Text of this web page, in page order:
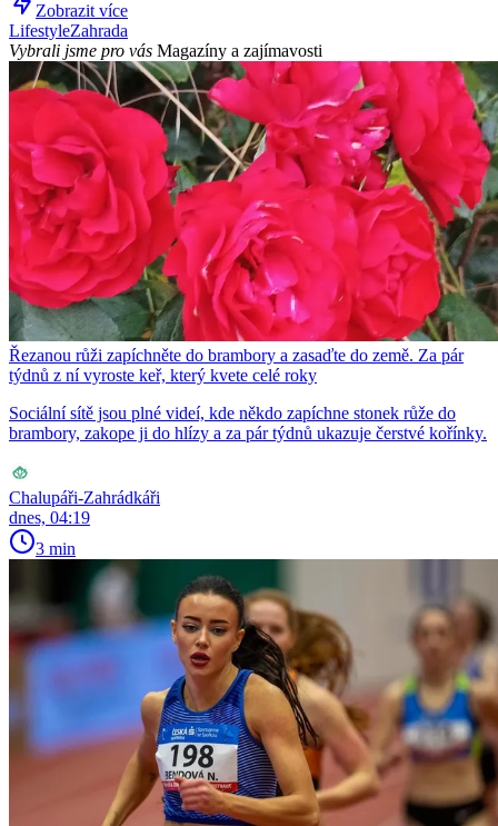
Zobrazit více
LifestyleZahrada
Vybrali jsme pro vás Magazíny a zajímavosti
Řezanou růži zapíchněte do brambory a zasaďte do země. Za pár
týdnů z ní vyroste keř, který kvete celé roky
Sociální sítě jsou plné videí, kde někdo zapíchne stonek růže do
brambory, zakope ji do hlízy a za pár týdnů ukazuje čerstvé kořínky.
Chalupáři-Zahrádkáři
dnes, 04:19
3 min